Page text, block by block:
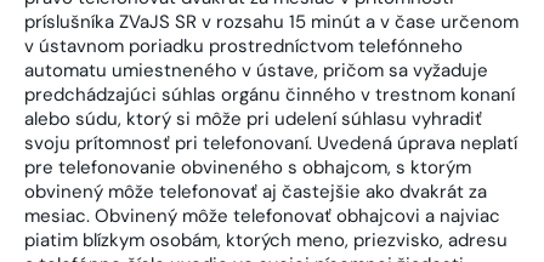
príslušníka ZVaJS SR v rozsahu 15 minút a v čase určenom
v ústavnom poriadku prostredníctvom telefónneho
automatu umiestneného v ústave, pričom sa vyžaduje
predchádzajúci súhlas orgánu činného v trestnom konaní
alebo súdu, ktorý si môže pri udelení súhlasu vyhradiť
svoju prítomnosť pri telefonovaní. Uvedená úprava neplatí
pre telefonovanie obvineného s obhajcom, s ktorým
obvinený môže telefonovať aj častejšie ako dvakrát za
mesiac. Obvinený môže telefonovať obhajcovi a najviac
piatim blízkym osobám, ktorých meno, priezvisko, adresu